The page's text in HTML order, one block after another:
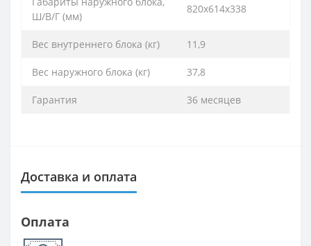
Ш/В/Г (мм)
820х614x338
Вес внутреннего блока (кг) 11,9
Вес наружного блока (кг) 37,8
Гарантия 36 месяцев
Доставка и оплата
Оплата